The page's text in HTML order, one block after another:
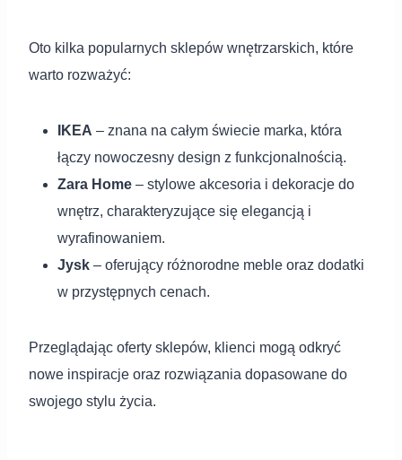
Oto kilka popularnych sklepów wnętrzarskich, które
warto rozważyć:
IKEA – znana na całym świecie marka, która
łączy nowoczesny design z funkcjonalnością.
Zara Home – stylowe akcesoria i dekoracje do
wnętrz, charakteryzujące się elegancją i
wyrafinowaniem.
Jysk – oferujący różnorodne meble oraz dodatki
w przystępnych cenach.
Przeglądając oferty sklepów, klienci mogą odkryć
nowe inspiracje oraz rozwiązania dopasowane do
swojego stylu życia.